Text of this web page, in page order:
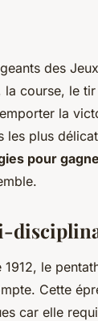
des
course, le tir
la
les plus
pour
le
Cette
car elle